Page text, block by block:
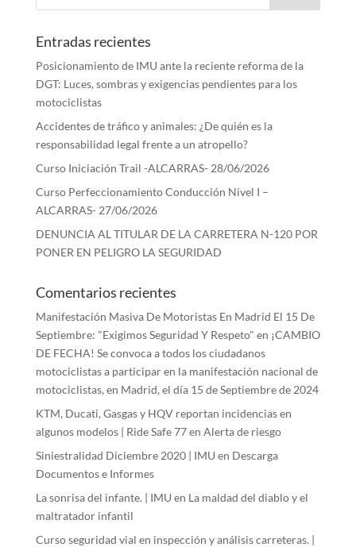
1,50€
Entradas recientes
Posicionamiento de IMU ante la reciente reforma de la
DGT: Luces, sombras y exigencias pendientes para los
motociclistas
Accidentes de tráfico y animales: ¿De quién es la
responsabilidad legal frente a un atropello?
Curso Iniciación Trail -ALCARRAS- 28/06/2026
Curso Perfeccionamiento Conducción Nivel I –
ALCARRAS- 27/06/2026
DENUNCIA AL TITULAR DE LA CARRETERA N-120 POR
PONER EN PELIGRO LA SEGURIDAD
Comentarios recientes
Manifestación Masiva De Motoristas En Madrid El 15 De
Septiembre: "Exigimos Seguridad Y Respeto" en ¡CAMBIO
DE FECHA! Se convoca a todos los ciudadanos
motociclistas a participar en la manifestación nacional de
motociclistas, en Madrid, el día 15 de Septiembre de 2024
KTM, Ducati, Gasgas y HQV reportan incidencias en
algunos modelos | Ride Safe 77en Alerta de riesgo
Siniestralidad Diciembre 2020 | IMU en Descarga
Documentos e Informes
La sonrisa del infante. | IMU en La maldad del diablo y el
maltratador infantil
Curso seguridad vial en inspección y análisis carreteras. |